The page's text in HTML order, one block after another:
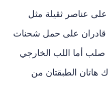
عناصر ثقيلة مثل
قادران على حمل شحنات
صلب أما اللب الخارجي
هاتان الطبقتان من